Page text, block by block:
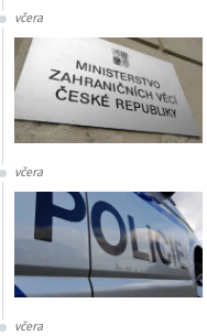
včera
včera
včera